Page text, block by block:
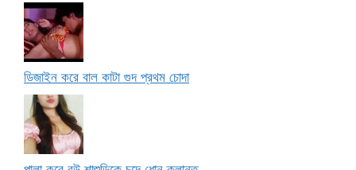
ডিজাইন করে বাল কাটা গুদ প্রথম চোদা